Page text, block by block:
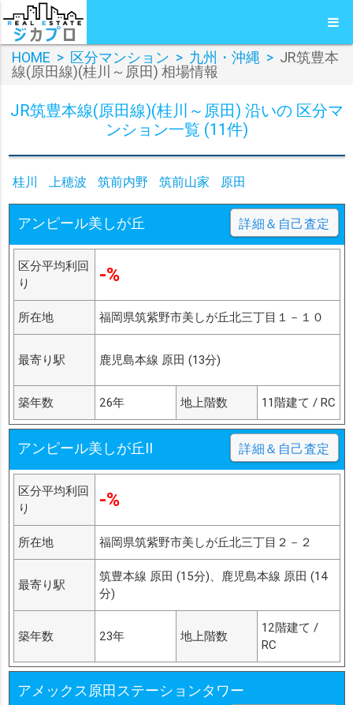
HOME > 区分マンション > 九州・沖縄 > JR筑豊本
線(原田線)(桂川～原田) 相場情報
JR筑豊本線(原田線)(桂川～原田) 沿いの 区分マ
ンション一覧 (11件)
桂川 上穂波 筑前内野 筑前山家 原田
アンピール美しが丘 詳細＆自己査定
区分平均利回
り
-%
所在地 福岡県筑紫野市美しが丘北三丁目１－１０
最寄り駅 鹿児島本線 原田 (13分)
築年数 26年 地上階数 11階建て / RC
アンピール美しが丘II 詳細＆自己査定
区分平均利回
り
-%
所在地 福岡県筑紫野市美しが丘北三丁目２－２
最寄り駅
筑豊本線 原田 (15分)、鹿児島本線 原田 (14
分)
築年数 23年 地上階数
12階建て /
RC
アメックス原田ステーションタワー